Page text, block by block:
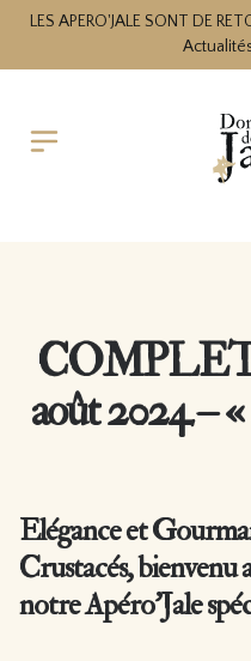
LES APERO'JALE SONT DE
COMPLET
août 2024 –
Elégance et
Crustacés, bienvenu
notre Apéro’Jale